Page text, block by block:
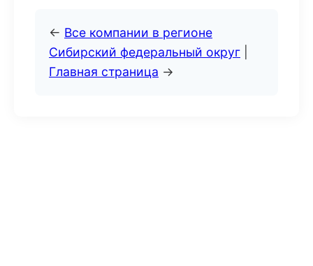
← Все компании в регионе
Сибирский федеральный округ
Главная страница →